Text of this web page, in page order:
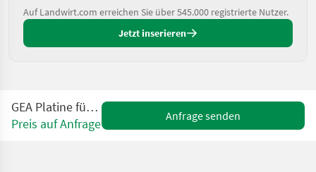
Auf Landwirt.com erreichen Sie über 545.000 registrierte Nutzer.
Jetzt inserieren
GEA Platine für Fütterung
Preis auf Anfrage
Anfrage senden